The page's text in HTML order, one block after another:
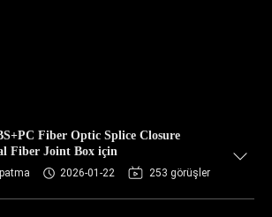
Fiber Optic Splice Closure
Fiber Joint Box için
2026-01-22 253 görüşler